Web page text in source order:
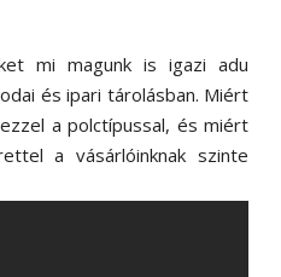
mi magunk is igazi adu
és ipari tárolásban. Miért
a polctípussal, és miért
a vásárlóinknak szinte